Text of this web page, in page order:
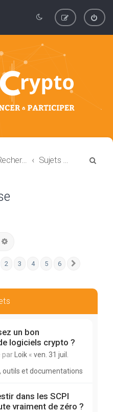
Rechercher Sujets sans réponse
2 3 4 5 6
un bon
logiciels crypto ?
parLoik « ven. 31 juil.
outils et documentations
dans les SCPI
vraiment de zéro ?